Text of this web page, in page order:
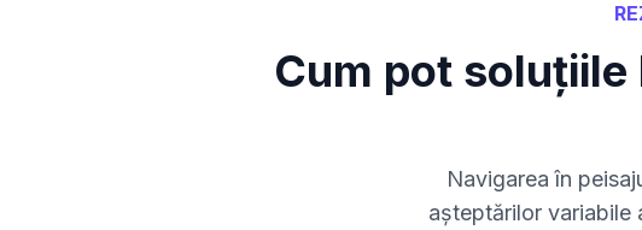
Cum pot
Navigarea în
așteptărilor variabile